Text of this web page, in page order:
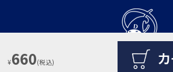
¥660(税込)
Copyright © 2020 by DULTON COMPANY